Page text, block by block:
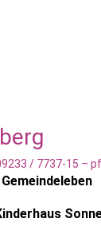
/ 7737-15 –
Gemeindeleben